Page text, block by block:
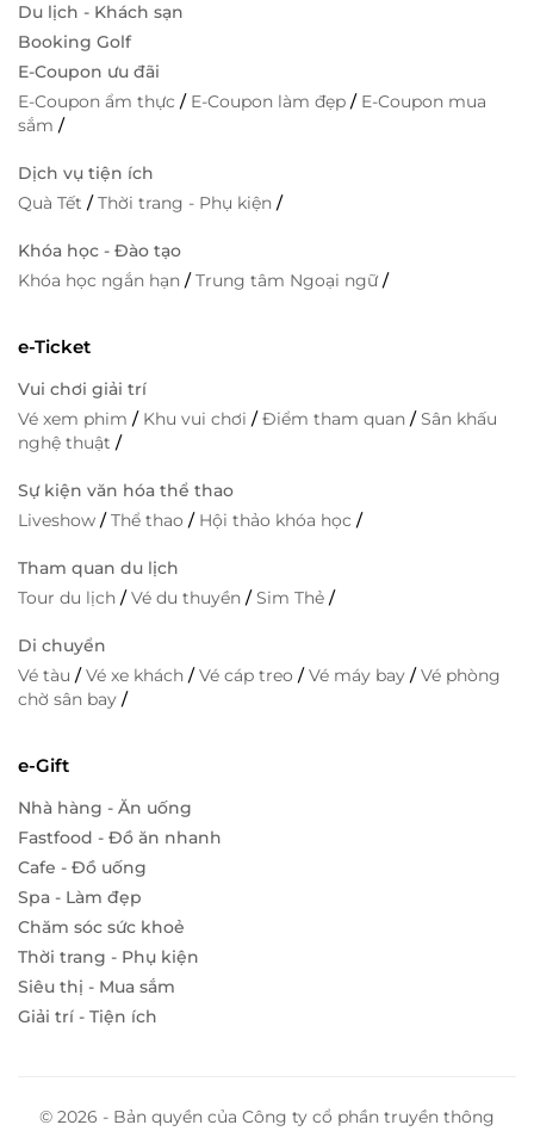
Du lịch - Khách sạn
Booking Golf
E-Coupon ưu đãi
E-Coupon ẩm thực / E-Coupon làm đẹp / E-Coupon mua
sắm /
Dịch vụ tiện ích
Quà Tết /Thời trang - Phụ kiện /
Khóa học - Đào tạo
Khóa học ngắn hạn /Trung tâm Ngoại ngữ/
e-Ticket
Vui chơi giải trí
Vé xem phim / Khu vui chơi /Điểm tham quan /Sân khấu
nghệ thuật /
Sự kiện văn hóa thể thao
Liveshow /Thể thao / Hội thảo khóa học /
Tham quan du lịch
Tour du lịch /Vé du thuyền /Sim Thẻ /
Di chuyển
Vé tàu /Vé xe khách /Vé cáp treo /Vé máy bay /Vé phòng
chờ sân bay /
e-Gift
Nhà hàng - Ăn uống
Fastfood - Đồ ăn nhanh
Cafe - Đồ uống
Spa - Làm đẹp
Chăm sóc sức khoẻ
Thời trang - Phụ kiện
Siêu thị - Mua sắm
Giải trí - Tiện ích
© 2026 - Bản quyền của Công ty cổ phần truyền thông